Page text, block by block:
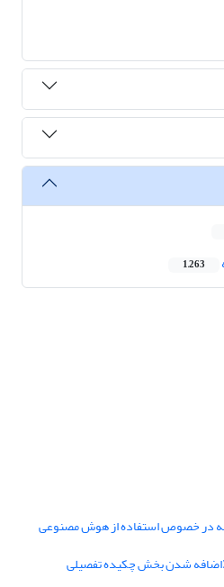
1,263
در خصوص استفاده از هوش مصنوعی
(اضافه شدن بخش چکیده تفصیلی